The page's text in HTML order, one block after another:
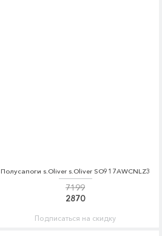
Полусапоги s.Oliver s.Oliver SO917AWCNLZ3
7199
2870
Подписаться на скидку